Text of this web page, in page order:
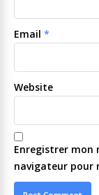
Email *
Website
Enregistrer mon
navigateur pour